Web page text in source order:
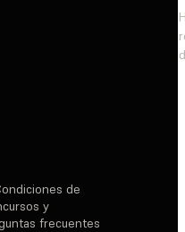
de
y
frecuentes